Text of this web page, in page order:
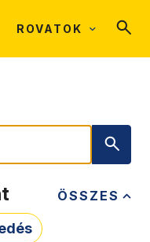
ROVATOK
ÖSSZES